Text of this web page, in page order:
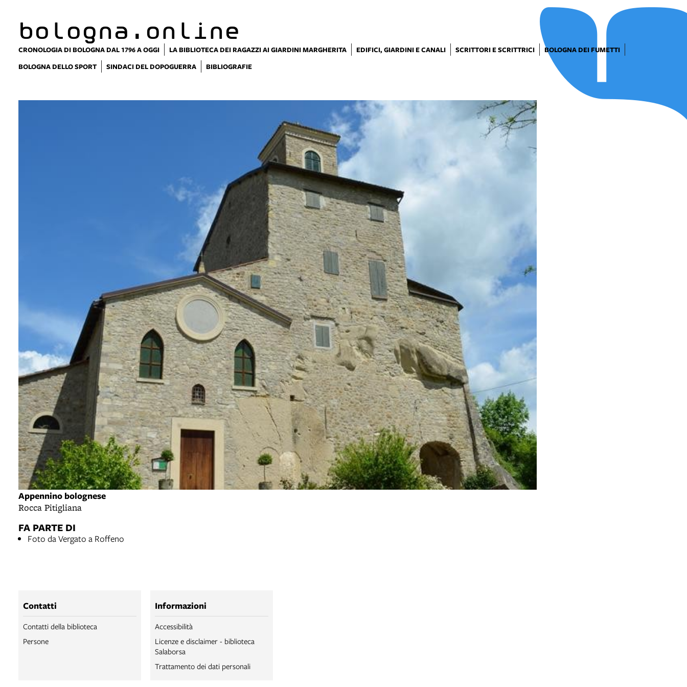
bologna.online
CRONOLOGIA DI BOLOGNA DAL 1796 A OGGI LA BIBLIOTECA DEI RAGAZZI AI GIARDINI MARGHERITA EDIFICI, GIARDINI E CANALI SCRITTORI E SCRITTRICI
BOLOGNA DEI FUMETTI
BOLOGNA DELLO SPORT
SINDACI DEL DOPOGUERRA BIBLIOGRAFIE
Appennino bolognese
Rocca Pitigliana
FA PARTE DI
Foto da Vergato a Roffeno
Contatti
Contatti della biblioteca
Persone
Informazioni
Accessibilità
Licenze e disclaimer - biblioteca
Salaborsa
Trattamento dei dati personali